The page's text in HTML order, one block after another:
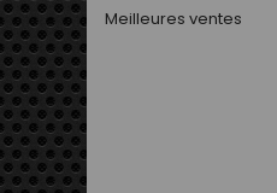
Meilleures ventes